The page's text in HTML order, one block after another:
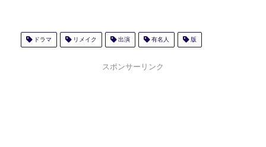
ドラマ リメイク 出演 有名人 版
スポンサーリンク